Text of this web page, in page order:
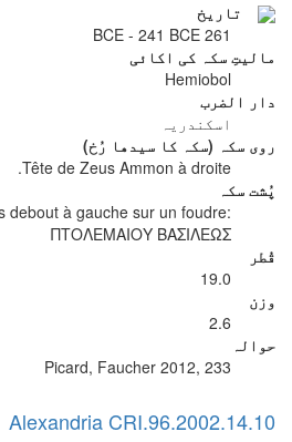
تاریخ
261 BCE - 241 BCE
مالیتِ سکہ کی اکائی
Hemiobol
دار الضرب
اسکندریہ
روی سکہ (سکہ کا سیدھا رُخ)
Tête de Zeus Ammon à droite.
پُشت سکہ
debout à gauche sur un foudre:
ΠΤΟΛΕΜΑΙΟΥ ΒΑΣΙΛΕΩΣ
قُطر
19.0
وزن
2.6
حوالہ
Picard, Faucher 2012, 233
Alexandria CRI.96.2002.14.10